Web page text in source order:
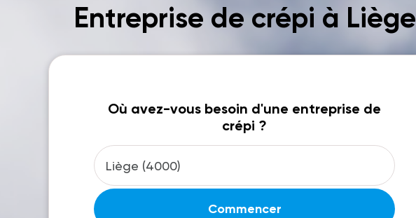
Entreprise de crépi à Liège
Où avez-vous besoin d'une entreprise de
crépi ?
Commencer